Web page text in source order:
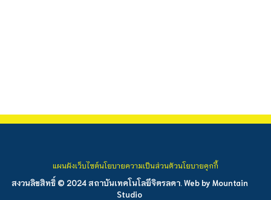
สงวนลิขสิทธิ์ © 2024 สถาบันเทคโนโลยีจิตรลดา. Web by Mountain
Studio
แผนผังเว็บไซต์นโยบายความเป็นส่วนตัวนโยบายคุกกี้